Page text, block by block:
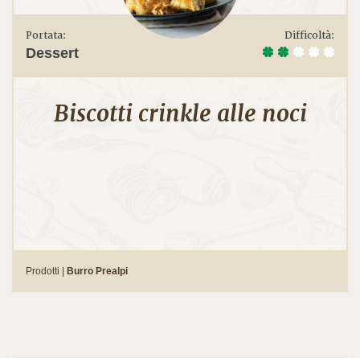
Portata:
Dessert
Difficoltà:
Biscotti crinkle alle noci
Prodotti | Burro Prealpi